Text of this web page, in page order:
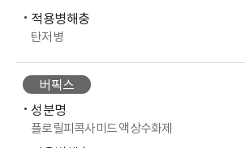
적용병해충
탄저병
버픽스
성분명
플로릴피콕사미드 액상수화제